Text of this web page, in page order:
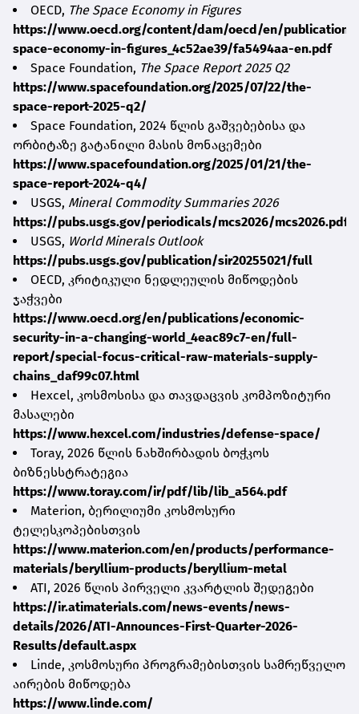
OECD, The Space Economy in Figures
https://www.oecd.org/content/dam/oecd/en/
space-economy-in-figures_4c52ae39/fa5494aa-en.pdf
Space Foundation, The Space Report 2025 Q2
https://www.spacefoundation.org/2025/07/22/the-
space-report-2025-q2/
Space Foundation, 2024 წლის გაშვებებისა და
ორბიტაზე გატანილი მასის მონაცემები
https://www.spacefoundation.org/2025/01/21/the-
space-report-2024-q4/
USGS, Mineral Commodity Summaries 2026
https://pubs.usgs.gov/periodicals/mcs2026/mcs2026.pdf
USGS, World Minerals Outlook
https://pubs.usgs.gov/publication/sir20255021/full
OECD, კრიტიკული ნედლეულის მიწოდების
ჯაჭვები
https://www.oecd.org/en/publications/economic-
security-in-a-changing-world_4eac89c7-en/full-
report/special-focus-critical-raw-materials-supply-
chains_daf99c07.html
Hexcel, კოსმოსისა და თავდაცვის კომპოზიტური
მასალები
https://www.hexcel.com/industries/defense-space/
Toray, 2026 წლის ნახშირბადის ბოჭკოს
ბიზნესსტრატეგია
https://www.toray.com/ir/pdf/lib/lib_a564.pdf
Materion, ბერილიუმი კოსმოსური
ტელესკოპებისთვის
https://www.materion.com/en/products/performance-
materials/beryllium-products/beryllium-metal
ATI, 2026 წლის პირველი კვარტლის შედეგები
https://ir.atimaterials.com/news-events/news-
details/2026/ATI-Announces-First-Quarter-2026-
Results/default.aspx
Linde, კოსმოსური პროგრამებისთვის სამრეწველო
აირების მიწოდება
https://www.linde.com/